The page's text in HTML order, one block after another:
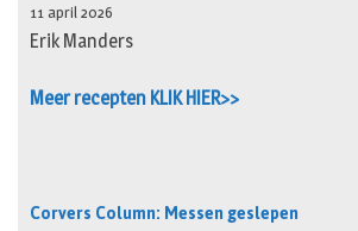
11 april 2026
Erik Manders
Meer recepten KLIK HIER>>
Corvers Column: Messen geslepen